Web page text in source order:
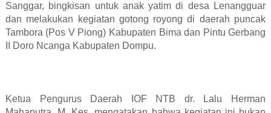
Sanggar, bingkisan untuk anak yatim di desa Lenangguar
dan melakukan kegiatan gotong royong di daerah puncak
Tambora (Pos V Piong) Kabupaten Bima dan Pintu Gerbang
II Doro Ncanga Kabupaten Dompu.
Ketua Pengurus Daerah IOF NTB dr. Lalu Herman